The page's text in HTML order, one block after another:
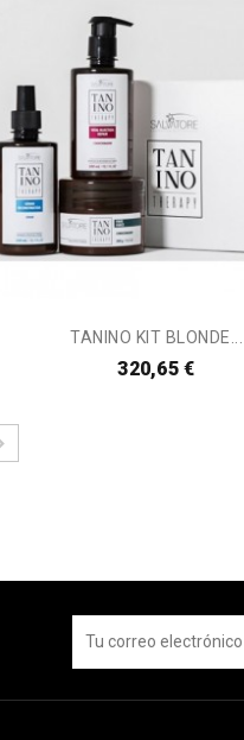
TANINO KIT BLONDE...
320,65 €